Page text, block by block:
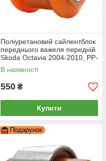
Поліуретановий сайлентблок
переднього важеля передній
Skoda Octavia 2004-2010, PP-
0163
В наявності
550 ₴
Купити
Подарунок